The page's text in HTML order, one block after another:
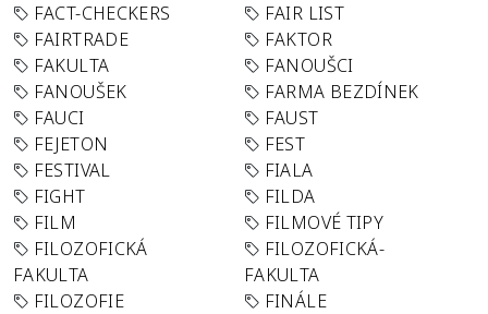
FACT-CHECKERS
FAIR LIST
FAIRTRADE
FAKTOR
FAKULTA
FANOUŠCI
FANOUŠEK
FARMA BEZDÍNEK
FAUCI
FAUST
FEJETON
FEST
FESTIVAL
FIALA
FIGHT
FILDA
FILM
FILMOVÉ TIPY
FILOZOFICKÁ
FAKULTA
FILOZOFICKÁ-
FAKULTA
FILOZOFIE
FINÁLE